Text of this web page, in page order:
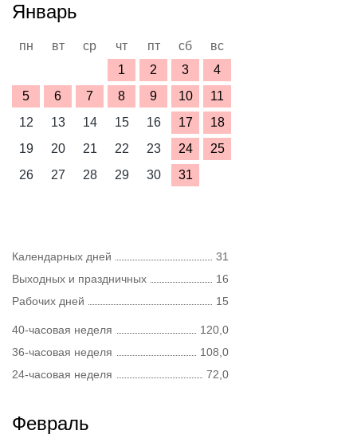
Январь
пн вт ср чт пт сб
вс
1
2 3
4
5
6 7 8 9 10
11
12
13 14 15 16 17
18
19
20 21 22 23 24
25
26
27 28 29 30 31
Календарных дней
31
Выходных и праздничных
16
Рабочих дней
15
40-часовая неделя
120,0
36-часовая неделя
108,0
24-часовая неделя
72,0
Февраль